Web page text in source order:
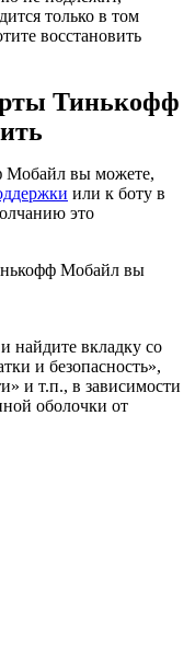
только в том
восстановить
Тинькофф
Мобайл вы можете,
или к боту в
это
Мобайл вы
найдите вкладку со
и безопасность»,
и т.п., в зависимости
оболочки от